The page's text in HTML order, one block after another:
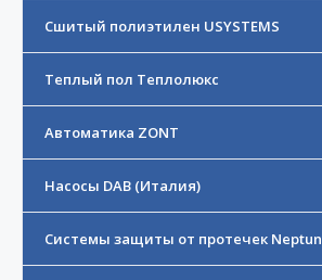
Сшитый полиэтилен USYSTEMS
Теплый пол Теплолюкс
Автоматика ZONT
Насосы DAB (Италия)
Системы защиты от протечек Neptun